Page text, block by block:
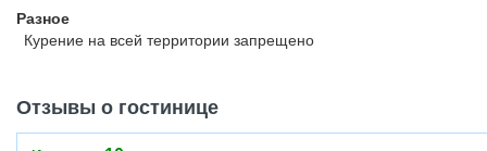
Разное
Курение на всей территории запрещено
Отзывы о гостинице